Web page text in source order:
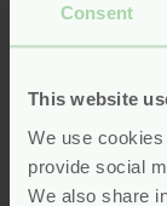
Consent
This website
We use
provide social
We also share
variant
geurervaring.
een
spray maakt
aangenaam